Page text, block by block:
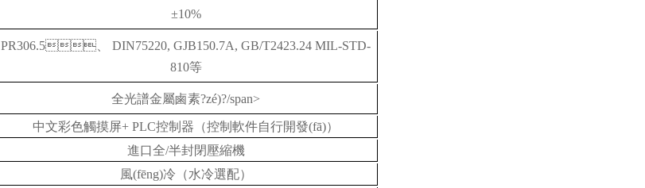
±10%
PR306.5、 DIN75220, GJB150.7A, GB/T2423.24 MIL-STD-
810等
全光譜金屬鹵素?zé)?/span>
中文彩色觸摸屏+ PLC控制器（控制軟件自行開發(fā)）
進口全/半封閉壓縮機
風(fēng)冷（水冷選配）